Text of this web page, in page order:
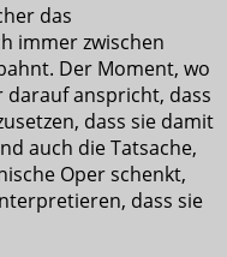
das
immer zwischen
Der Moment, wo
darauf anspricht, dass
dass sie damit
auch die Tatsache,
Oper schenkt,
dass sie